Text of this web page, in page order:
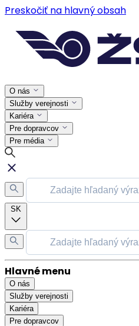
Preskočiť na hlavný obsah
O nás
Služby verejnosti
Kariéra
Pre dopravcov
Pre média
SK
Hlavné menu
O nás
Služby verejnosti
Kariéra
Pre dopravcov